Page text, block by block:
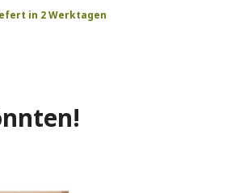
in 2 Werktagen